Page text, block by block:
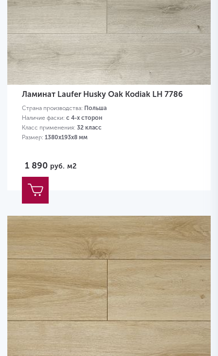
Ламинат Laufer Husky Oak Kodiak LH 7786
Страна производства: Польша
Наличие фаски: с 4-х сторон
Класс применения: 32 класс
Размер: 1380х193х8 мм
1 890 руб. м2